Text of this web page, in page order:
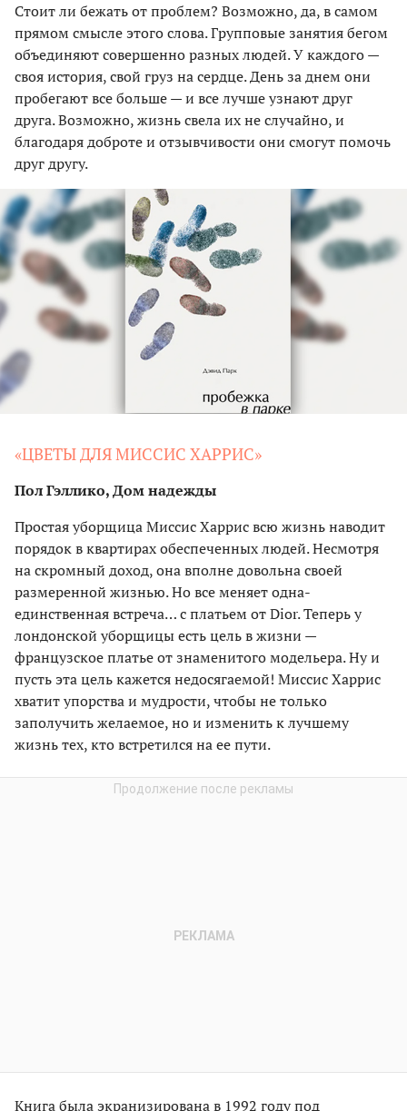
Стоит ли бежать от проблем? Возможно, да, в самом
прямом смысле этого слова. Групповые занятия бегом
объединяют совершенно разных людей. У каждого —
своя история, свой груз на сердце. День за днем они
пробегают все больше — и все лучше узнают друг
друга. Возможно, жизнь свела их не случайно, и
благодаря доброте и отзывчивости они смогут помочь
друг другу.
«ЦВЕТЫ ДЛЯ МИССИС ХАРРИС»
Пол Гэллико, Дом надежды
Простая уборщица Миссис Харрис всю жизнь наводит
порядок в квартирах обеспеченных людей. Несмотря
на скромный доход, она вполне довольна своей
размеренной жизнью. Но все меняет одна-
единственная встреча… с платьем от Dior. Теперь у
лондонской уборщицы есть цель в жизни —
французское платье от знаменитого модельера. Ну и
пусть эта цель кажется недосягаемой! Миссис Харрис
хватит упорства и мудрости, чтобы не только
заполучить желаемое, но и изменить к лучшему
жизнь тех, кто встретился на ее пути.
Книга была экранизирована в 1992 году под